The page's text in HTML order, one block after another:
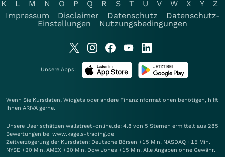
K
L M N O P Q R S T U V W X Y
Z
Impressum
Disclaimer Datenschutz
Datenschutz-
Einstellungen
Nutzungsbedingungen
Unsere Apps:
Wenn Sie Kursdaten, Widgets oder andere Finanzinformationen benötigen, hilft
Ihnen ARIVA gerne.
Unsere User schätzen wallstreet-online.de: 4.8 von 5 Sternen ermittelt aus 285
Bewertungen bei www.kagels-trading.de
Zeitverzögerung der Kursdaten: Deutsche Börsen +15 Min. NASDAQ +15 Min.
NYSE +20 Min. AMEX +20 Min. Dow Jones +15 Min. Alle Angaben ohne Gewähr.